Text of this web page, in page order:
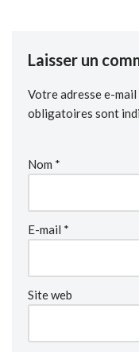
Laisser un
Votre adresse e-mail
obligatoires sont
Nom *
E-mail *
Site web